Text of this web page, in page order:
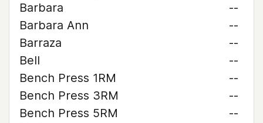
Barbara
--
Barbara Ann
--
Barraza
--
Bell
--
Bench Press 1RM
--
Bench Press 3RM
--
Bench Press 5RM
--